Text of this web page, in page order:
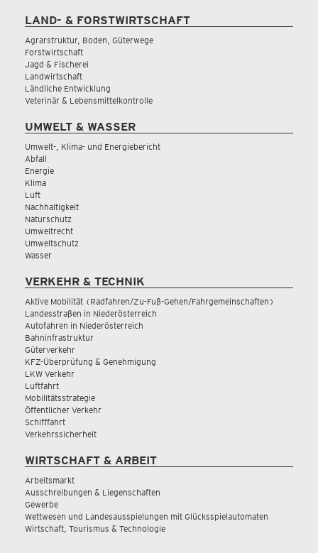
LAND- & FORSTWIRTSCHAFT
Agrarstruktur, Boden, Güterwege
Forstwirtschaft
Jagd & Fischerei
Landwirtschaft
Ländliche Entwicklung
Veterinär & Lebensmittelkontrolle
UMWELT & WASSER
Umwelt-, Klima- und Energiebericht
Abfall
Energie
Klima
Luft
Nachhaltigkeit
Naturschutz
Umweltrecht
Umweltschutz
Wasser
VERKEHR & TECHNIK
Aktive Mobilität (Radfahren/Zu-Fuß-Gehen/Fahrgemeinschaften)
Landesstraßen in Niederösterreich
Autofahren in Niederösterreich
Bahninfrastruktur
Güterverkehr
KFZ-Überprüfung & Genehmigung
LKW Verkehr
Luftfahrt
Mobilitätsstrategie
Öffentlicher Verkehr
Schifffahrt
Verkehrssicherheit
WIRTSCHAFT & ARBEIT
Arbeitsmarkt
Ausschreibungen & Liegenschaften
Gewerbe
Wettwesen und Landesausspielungen mit Glücksspielautomaten
Wirtschaft, Tourismus & Technologie